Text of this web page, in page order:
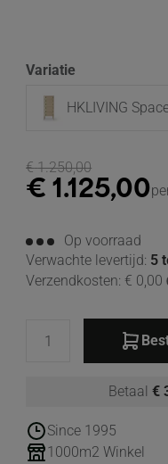
Variatie
HKLIVING
€ 1.250,00
€ 1.125,00
Op voorraad
Verwachte levertijd: 5
Verzendkosten: € 0,00
Betaal €
Since 1995
1000m2 Winkel